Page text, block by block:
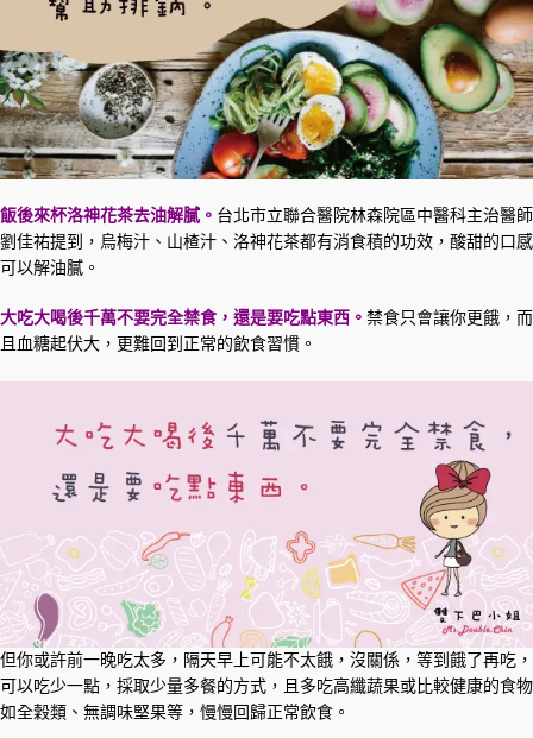
飯後來杯洛神花茶去油解膩。 台北市立聯合醫院林森院區中醫科主治醫師
劉佳祐提到，烏梅汁、山楂汁、洛神花茶都有消食積的功效，酸甜的口感
可以解油膩。
大吃大喝後千萬不要完全禁食，還是要吃點東西。 禁食只會讓你更餓，而
且血糖起伏大，更難回到正常的飲食習慣。
但你或許前一晚吃太多，隔天早上可能不太餓，沒關係，等到餓了再吃，
可以吃少一點，採取少量多餐的方式，且多吃高纖蔬果或比較健康的食物
如全穀類、無調味堅果等，慢慢回歸正常飲食。